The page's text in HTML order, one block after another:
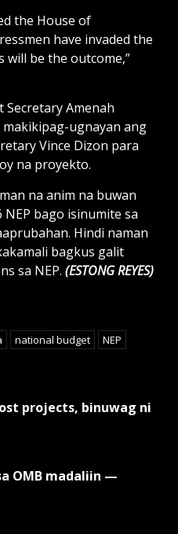
the House of
have invaded the
be the outcome,”
Amenah
makikipag-ugnayan ang
Vince Dizon para
na proyekto.
na anim na buwan
bago isinumite sa
Hindi naman
bagkus galit
sa NEP. (ESTONG REYES)
national budget
NEP
projects, binuwag ni
OMB madaliin —